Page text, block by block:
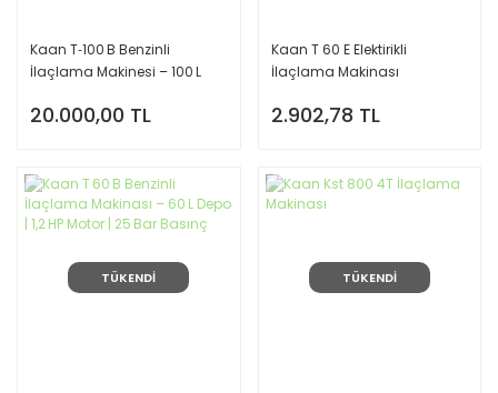
Kaan T‑100 B Benzinli
İlaçlama Makinesi – 100 L
Basınç
20.000,00 TL
Kaan T 60 E Elektirikli
İlaçlama Makinası
2.902,78 TL
TÜKENDİ TÜKENDİ